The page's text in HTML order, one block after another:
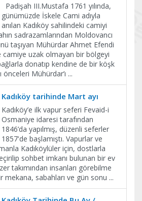
Padişah III.Mustafa 1761 yılında,
günümüzde İskele Cami adıyla
anılan Kadıköy sahilindeki camiyi
sadrazamlarından Moldovancı
taşıyan Mühürdar Ahmet Efendi
camiye uzak olmayan bir bölgeyi
donatıp kendine de bir köşk
önceleri Mühürdar’ı ...
Kadıköy tarihinde Mart ayı
Kadıköy’e ilk vapur seferi Fevaid-i
Osmaniye idaresi tarafından
1846’da yapılmış, düzenli seferler
1857'de başlamıştı. Vapurlar ve
Kadıköylüler için, dostlarla
sohbet imkanı bulunan bir ev
takımından insanları görebilme
mekana, sabahları ve gün sonu ...